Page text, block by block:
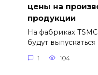
цены на
продукции
На фабриках
будут выпускаться
1 104